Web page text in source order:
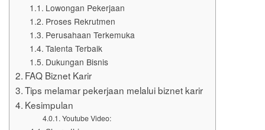
Lowongan Pekerjaan
Proses Rekrutmen
Perusahaan Terkemuka
Talenta Terbaik
Dukungan Bisnis
FAQ Biznet Karir
Tips melamar pekerjaan melalui biznet karir
Kesimpulan
Youtube Video: